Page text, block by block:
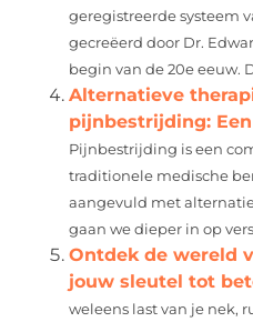
geregistreerde systeem
gecreëerd door Dr.
begin van de 20e eeuw.
Alternatieve
pijnbestrijding:
Pijnbestrijding is een
traditionele medische
aangevuld met
gaan we dieper in op
Ontdek de wereld
jouw sleutel tot
weleens last van je nek,